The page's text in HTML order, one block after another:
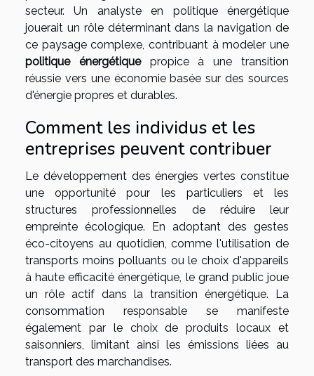
secteur. Un analyste en politique énergétique
jouerait un rôle déterminant dans la navigation de
ce paysage complexe, contribuant à modeler une
politique énergétiquepropice à une transition
réussie vers une économie basée sur des sources
d'énergie propres et durables.
Comment les individus et les
entreprises peuvent contribuer
Le développement des énergies vertes constitue
une opportunité pour les particuliers et les
structures professionnelles de réduire leur
empreinte écologique. En adoptant des gestes
éco-citoyens au quotidien, comme l'utilisation de
transports moins polluants ou le choix d'appareils
à haute efficacité énergétique, le grand public joue
un rôle actif dans la transition énergétique. La
consommation responsable se manifeste
également par le choix de produits locaux et
saisonniers, limitant ainsi les émissions liées au
transport des marchandises.